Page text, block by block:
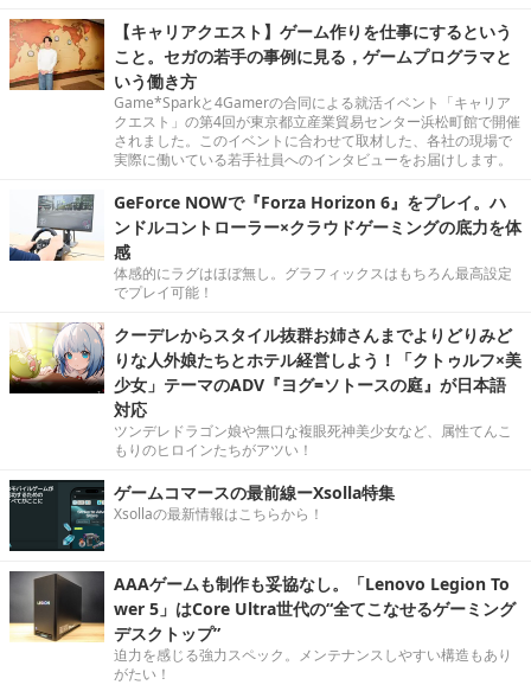
【キャリアクエスト】ゲーム作りを仕事にするという
こと。セガの若手の事例に見る，ゲームプログラマと
いう働き方
Game*Sparkと4Gamerの合同による就活イベント「キャリア
クエスト」の第4回が東京都立産業貿易センター浜松町館で開催
されました。このイベントに合わせて取材した、各社の現場で
実際に働いている若手社員へのインタビューをお届けします。
GeForce NOWで『Forza Horizon 6』をプレイ。ハ
ンドルコントローラー×クラウドゲーミングの底力を体
感
体感的にラグはほぼ無し。グラフィックスはもちろん最高設定
でプレイ可能！
クーデレからスタイル抜群お姉さんまでよりどりみど
りな人外娘たちとホテル経営しよう！「クトゥルフ×美
少女」テーマのADV『ヨグ=ソトースの庭』が日本語
対応
ツンデレドラゴン娘や無口な複眼死神美少女など、属性てんこ
もりのヒロインたちがアツい！
ゲームコマースの最前線ーXsolla特集
Xsollaの最新情報はこちらから！
AAAゲームも制作も妥協なし。「Lenovo Legion To
wer 5」はCore Ultra世代の“全てこなせるゲーミング
デスクトップ”
迫力を感じる強力スペック。メンテナンスしやすい構造もあり
がたい！